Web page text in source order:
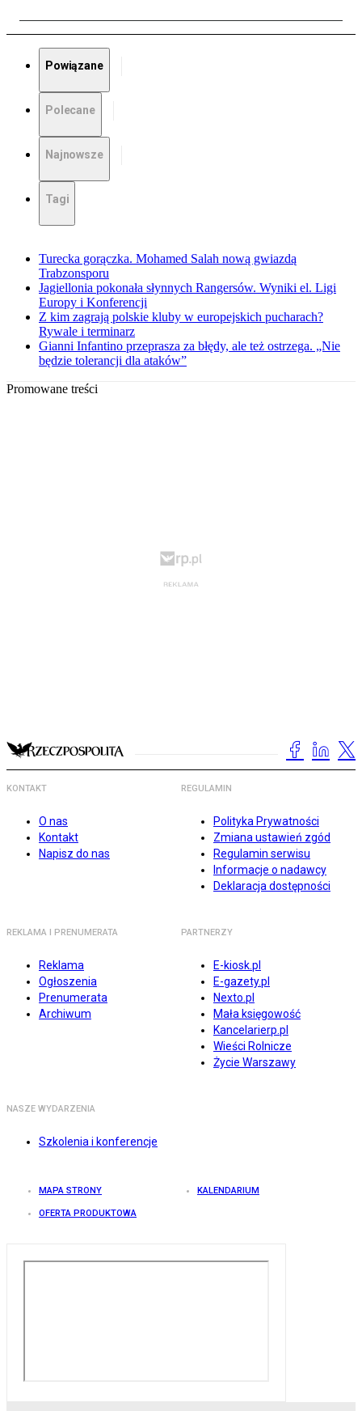
Powiązane
Polecane
Najnowsze
Tagi
Turecka gorączka. Mohamed Salah nową gwiazdą
Trabzonsporu
Jagiellonia pokonała słynnych Rangersów. Wyniki el. Ligi
Europy i Konferencji
Z kim zagrają polskie kluby w europejskich pucharach?
Rywale i terminarz
Gianni Infantino przeprasza za błędy, ale też ostrzega. „Nie
będzie tolerancji dla ataków”
Promowane treści
KONTAKT
O nas
Kontakt
Napisz do nas
REGULAMIN
Polityka Prywatności
Zmiana ustawień zgód
Regulamin serwisu
Informacje o nadawcy
Deklaracja dostępności
REKLAMA I PRENUMERATA
Reklama
Ogłoszenia
Prenumerata
Archiwum
PARTNERZY
E-kiosk.pl
E-gazety.pl
Nexto.pl
Mała księgowość
Kancelarierp.pl
Wieści Rolnicze
Życie Warszawy
NASZE WYDARZENIA
Szkolenia i konferencje
MAPA STRONY KALENDARIUM
OFERTA PRODUKTOWA